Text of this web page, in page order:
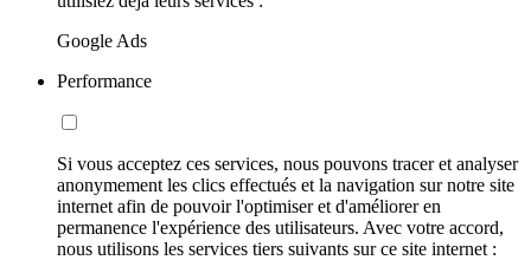
Google Ads
Performance
Si vous acceptez ces services, nous pouvons tracer et analyser
anonymement les clics effectués et la navigation sur notre site
internet afin de pouvoir l'optimiser et d'améliorer en
permanence l'expérience des utilisateurs. Avec votre accord,
nous utilisons les services tiers suivants sur ce site internet :